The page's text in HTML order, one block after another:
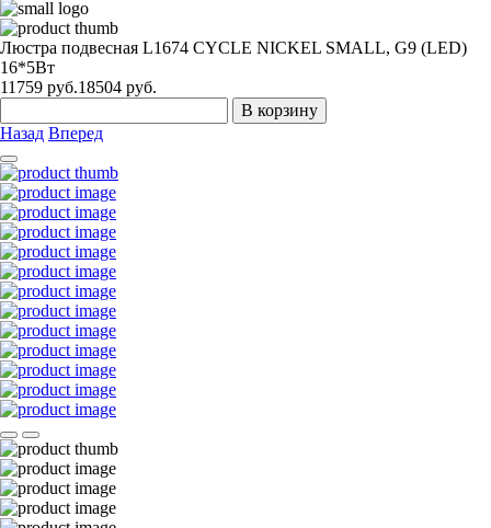
Люстра подвесная L1674 CYCLE NICKEL SMALL, G9 (LED)
16*5Вт
11759 руб.18504 руб.
В корзину
Назад Вперед